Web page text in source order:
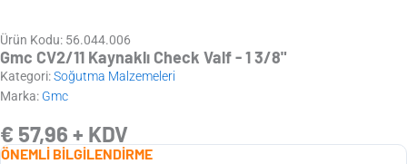
Ürün Kodu: 56.044.006
Gmc CV2/11 Kaynaklı Check Valf - 1 3/8"
Kategori:Soğutma Malzemeleri
Marka: Gmc
€ 57,96 + KDV
ÖNEMLİ BİLGİLENDİRME